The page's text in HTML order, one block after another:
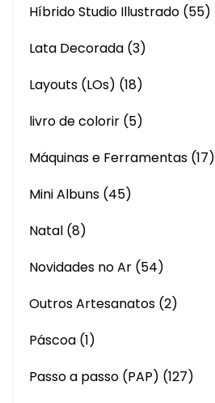
Híbrido Studio Illustrado (55)
Lata Decorada (3)
Layouts (LOs) (18)
livro de colorir (5)
Máquinas e Ferramentas (17)
Mini Albuns (45)
Natal (8)
Novidades no Ar (54)
Outros Artesanatos (2)
Páscoa (1)
Passo a passo (PAP) (127)